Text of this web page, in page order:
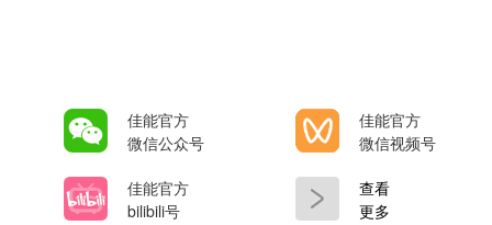
佳能官方
微信公众号
佳能官方
微信视频号
佳能官方
bilibili号
查看
更多